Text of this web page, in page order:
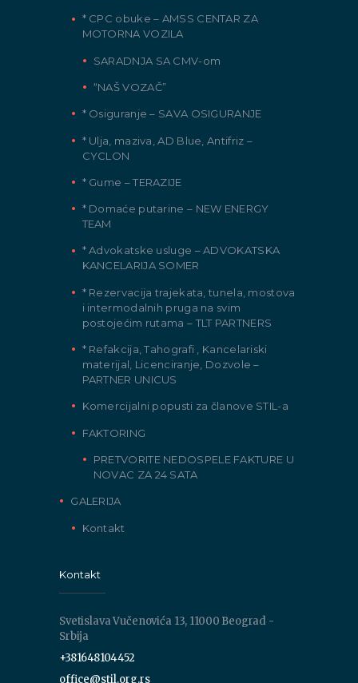
* CPC obuke – AMSS CENTAR ZA
MOTORNA VOZILA
SARADNJA SA CMV-om
“NAŠ VOZAČ”
* Osiguranje – SAVA OSIGURANJE
* Ulja, maziva, AD Blue, Antifriz –
CYCLON
* Gume – TERAZIJE
* Domaće putarine – NEW ENERGY
TEAM
* Advokatske usluge – ADVOKATSKA
KANCELARIJA SOMER
* Rezervacija trajekata, tunela, mostova
i intermodalnih pruga na svim
postojećim rutama – TLT PARTNERS
* Refakcija, Tahografi , Kancelariski
materijal, Licenciranje, Dozvole –
PARTNER UNICUS
Komercijalni popusti za članove STIL-a
FAKTORING
PRETVORITE NEDOSPELE FAKTURE U
NOVAC ZA 24 SATA
GALERIJA
Kontakt
Kontakt
Svetislava Vučenovića 13, 11000 Beograd -
Srbija
+381648104452
office@stil.org.rs